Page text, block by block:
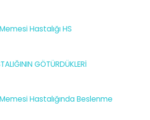
Hastalığı HS
GÖTÜRDÜKLERİ
Hastalığında Beslenme